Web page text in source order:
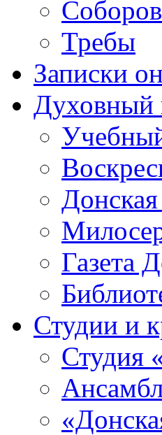
Требы
Записки
Духовный
Газета
Студии и
Студия